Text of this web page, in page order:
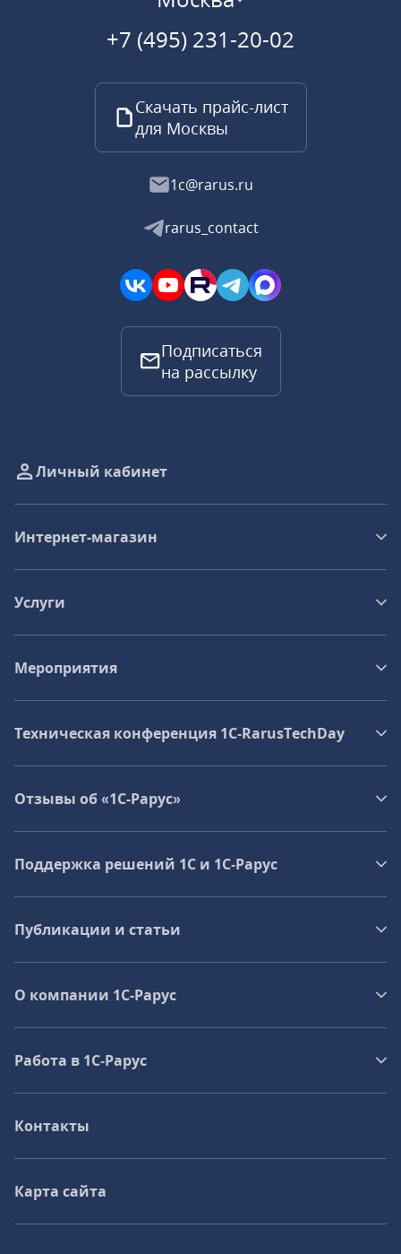
+7 (495) 231-20-02
Скачать прайс-лист
для Москвы
1c@rarus.ru
rarus_contact
Подписаться
на рассылку
Личный кабинет
Интернет-магазин
Услуги
Мероприятия
Техническая конференция 1C‑RarusTechDay
Отзывы об «1С-Рарус»
Поддержка решений 1С и 1С‑Рарус
Публикации и статьи
О компании 1C-Рарус
Работа в 1С‑Рарус
Контакты
Карта сайта